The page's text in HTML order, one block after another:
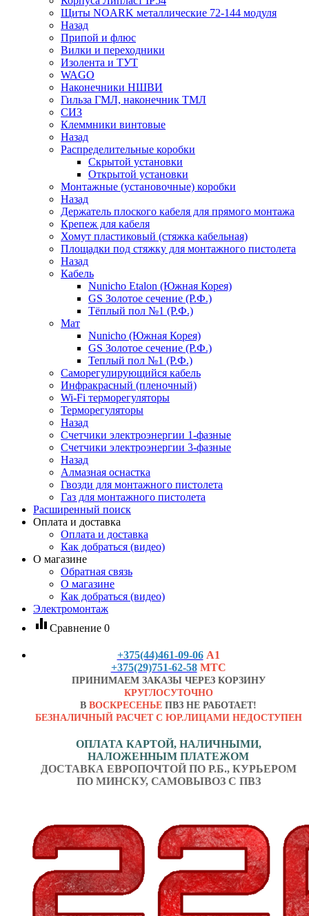
Щиты NOARK металлические 72-144 модуля
Назад
Припой и флюс
Вилки и переходники
Изолента и ТУТ
WAGO
Наконечники НШВИ
Гильза ГМЛ, наконечник ТМЛ
СИЗ
Клеммники винтовые
Назад
Распределительные коробки
Скрытой установки
Открытой установки
Монтажные (установочные) коробки
Назад
Держатель плоского кабеля для прямого монтажа
Крепеж для кабеля
Хомут пластиковый (стяжка кабельная)
Площадки под стяжку для монтажного пистолета
Назад
Кабель
Nunicho Etalon (Южная Корея)
GS Золотое сечение (Р.Ф.)
Тёплый пол №1 (Р.Ф.)
Мат
Nunicho (Южная Корея)
GS Золотое сечение (Р.Ф.)
Теплый пол №1 (Р.Ф.)
Саморегулирующийся кабель
Инфракрасный (пленочный)
Wi-Fi терморегуляторы
Терморегуляторы
Назад
Счетчики электроэнергии 1-фазные
Счетчики электроэнергии 3-фазные
Назад
Алмазная оснастка
Гвозди для монтажного пистолета
Газ для монтажного пистолета
Расширенный поиск
Оплата и доставка
Оплата и доставка
Как добраться (видео)
О магазине
Обратная связь
О магазине
Как добраться (видео)
Электромонтаж
equalizer Сравнение 0
+375(44)461-09-06 А1
+375(29)751-62-58 МТС
ПРИНИМАЕМ ЗАКАЗЫ ЧЕРЕЗ КОРЗИНУ
КРУГЛОСУТОЧНО
В ВОСКРЕСЕНЬЕ ПВЗ НЕ РАБОТАЕТ!
БЕЗНАЛИЧНЫЙ РАСЧЕТ С ЮР.ЛИЦАМИ НЕДОСТУПЕН
ОПЛАТА КАРТОЙ, НАЛИЧНЫМИ,
НАЛОЖЕННЫМ ПЛАТЕЖОМ
ДОСТАВКА ЕВРОПОЧТОЙ ПО Р.Б., КУРЬЕРОМ
ПО МИНСКУ, САМОВЫВОЗ С ПВЗ